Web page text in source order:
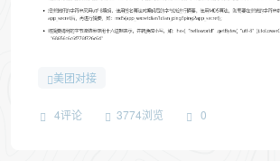
美团对接
4评论 3774浏览 0